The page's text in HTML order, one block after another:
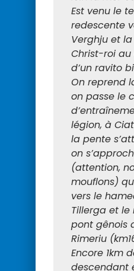
Est venu le
redescente
Verghju et
Christ-roi au
d’un ravito
On reprend
on passe le
légion, à
la pente
on
(attention,
mouflons)
vers le
Tillerga et
pont gênois
Rimeriu
Encore 1km
descendant